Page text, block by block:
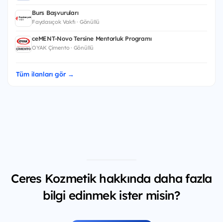
Burs Başvuruları
Faydasıçok Vakfı · Gönüllü
ceMENT-Novo Tersine Mentorluk Programı
OYAK Çimento · Gönüllü
Tüm ilanları gör →
Ceres Kozmetik hakkında daha fazla
bilgi edinmek ister misin?